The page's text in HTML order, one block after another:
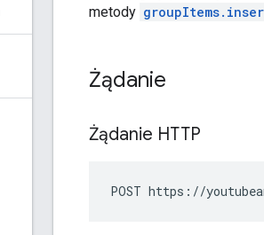
metody
Żądanie
Żądanie HTTP
POST https://